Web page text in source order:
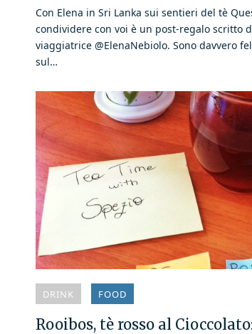
Con Elena in Sri Lanka sui sentieri del tè
condividere con voi è un post-regalo scritto
viaggiatrice @ElenaNebiolo. Sono davvero
sul…
DRINK FOOD
Rooibos, tè rosso al